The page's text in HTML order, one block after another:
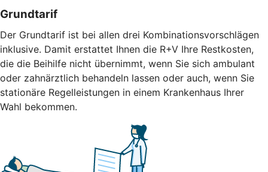
Grundtarif
Der Grundtarif ist bei allen drei Kombinationsvorschlägen
inklusive. Damit erstattet Ihnen die R+V Ihre Restkosten,
die die Beihilfe nicht übernimmt, wenn Sie sich ambulant
oder zahnärztlich behandeln lassen oder auch, wenn Sie
stationäre Regelleistungen in einem Krankenhaus Ihrer
Wahl bekommen.